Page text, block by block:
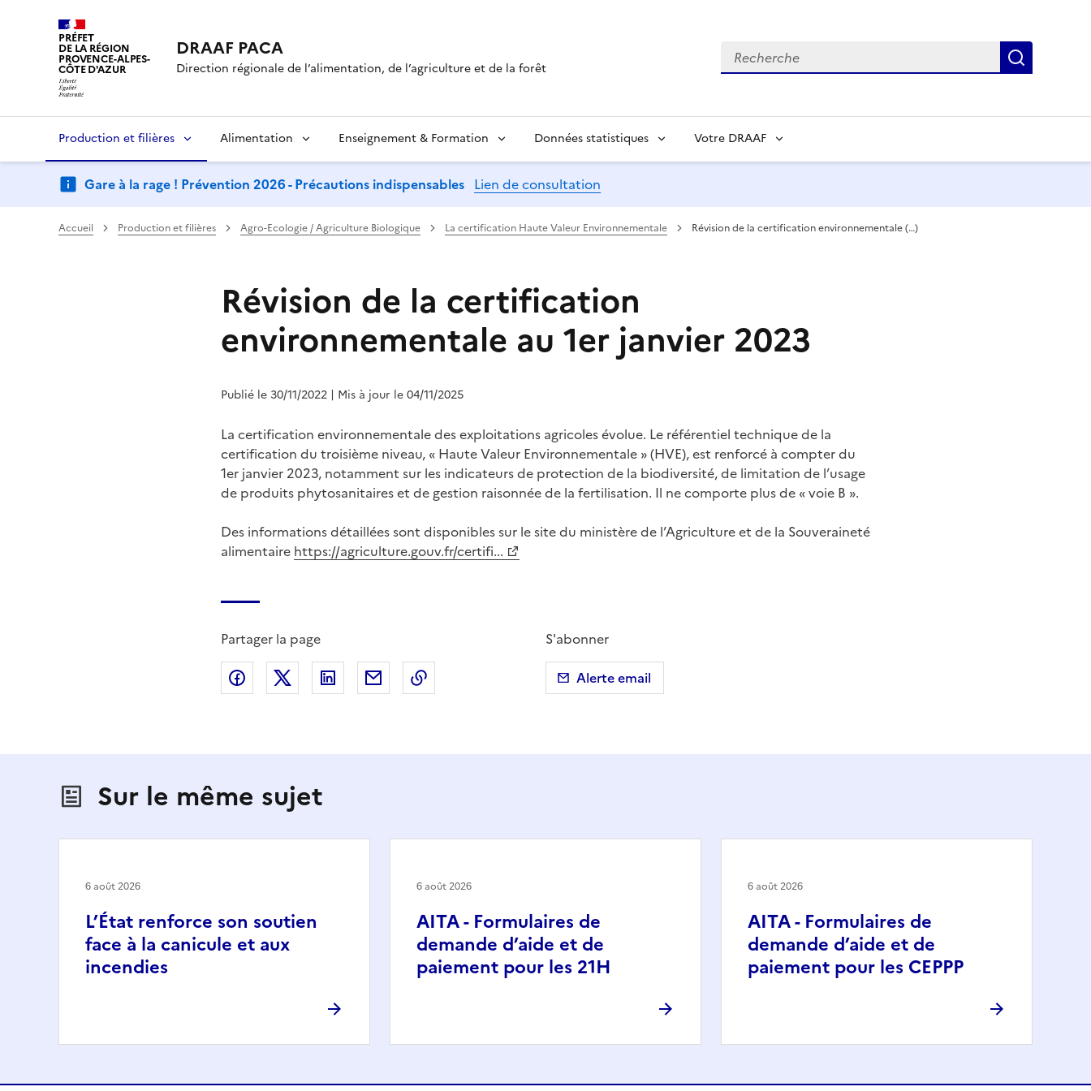
PRÉFET
DE LA RÉGION
PROVENCE-ALPES-
CÔTE D'AZUR
DRAAF PACA
Direction régionale de l’alimentation, de l’agriculture et de la forêt
Recherche
Production et filières Alimentation Enseignement & Formation Données statistiques Votre DRAAF
Gare à la rage ! Prévention 2026 - Précautions indispensables Lien de consultation
Accueil Production et filières Agro-Ecologie / Agriculture Biologique La certification Haute Valeur Environnementale Révision de la certification environnementale (…)
Révision de la certification
environnementale au 1er janvier 2023
Publié le 30/11/2022 | Mis à jour le 04/11/2025
La certification environnementale des exploitations agricoles évolue. Le référentiel technique de la
certification du troisième niveau, « Haute Valeur Environnementale » (HVE), est renforcé à compter du
1er janvier 2023, notamment sur les indicateurs de protection de la biodiversité, de limitation de l’usage
de produits phytosanitaires et de gestion raisonnée de la fertilisation. Il ne comporte plus de « voie B ».
Des informations détaillées sont disponibles sur le site du ministère de l’Agriculture et de la Souveraineté
alimentaire https://agriculture.gouv.fr/certifi...
Partager la page
Partager sur Facebook
Partager sur X (anciennement Twitter)
Partager sur LinkedIn
Partager par emailCopier dans le presse-papier
S'abonner
Alerte email
Sur le même sujet
L’État renforce son soutien
face à la canicule et aux
incendies
6 août 2026
AITA - Formulaires de
demande d’aide et de
paiement pour les 21H
6 août 2026
AITA - Formulaires de
demande d’aide et de
paiement pour les CEPPP
6 août 2026